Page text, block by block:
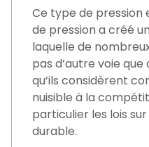
Ce type de pression
de pression a créé
laquelle de
pas d’autre voie
qu’ils considèrent
nuisible à la
particulier les lois
durable.